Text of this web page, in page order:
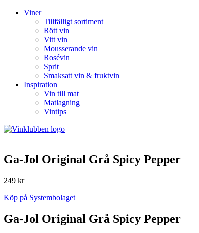
Viner
Tillfälligt sortiment
Rött vin
Vitt vin
Mousserande vin
Rosévin
Sprit
Smaksatt vin & fruktvin
Inspiration
Vin till mat
Matlagning
Vintips
Ga-Jol Original Grå Spicy Pepper
249 kr
Köp på Systembolaget
Ga-Jol Original Grå Spicy Pepper